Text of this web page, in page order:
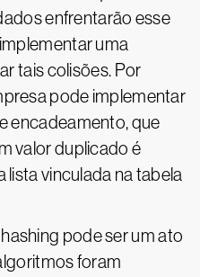
enfrentarão esse
uma
tais colisões. Por
pode implementar
encadeamento, que
valor duplicado é
lista vinculada na tabela
hashing pode ser um ato
foram